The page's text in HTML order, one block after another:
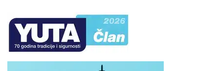
U hotelima gde postoji mogućnost smeštaja dvoje
dece od 0 do 12 godina (12), ili 13 godina (13) u pratnji
dve punoplatežne osobe u standardnoj sobi, oba
putovanja, s tim što jedno dete ima smeštaj u